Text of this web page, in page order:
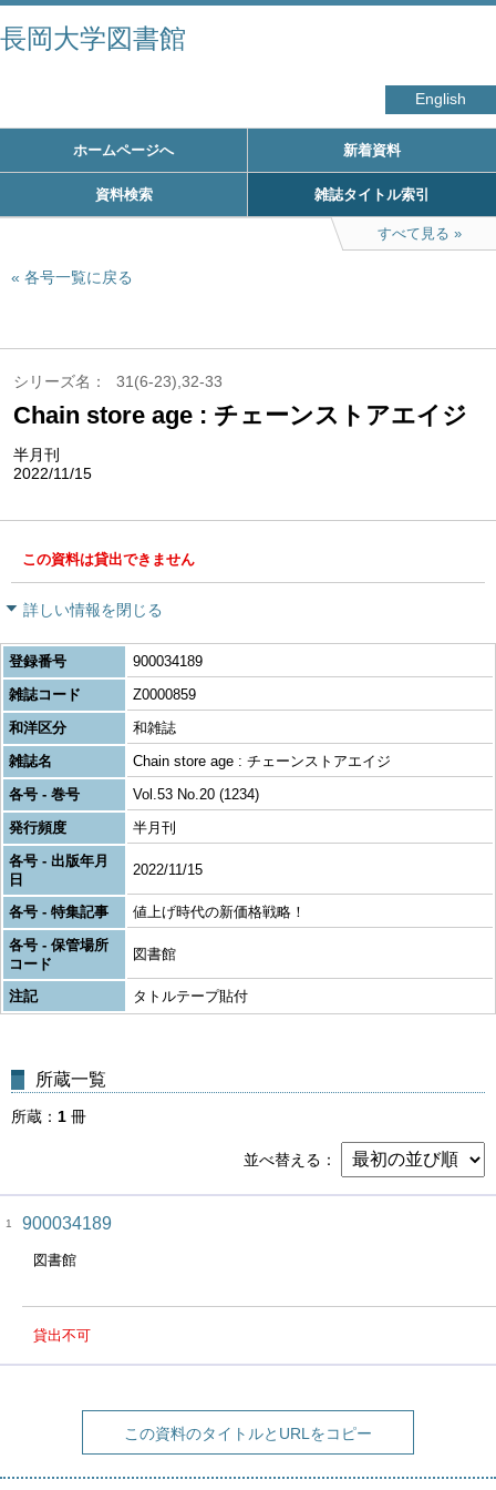
長岡大学図書館
English
ホームページへ 新着資料
資料検索 雑誌タイトル索引
すべて見る
各号一覧に戻る
シリーズ名 31(6-23),32-33
Chain store age : チェーンストアエイジ
半月刊
2022/11/15
この資料は貸出できません
詳しい情報を閉じる
登録番号
900034189
雑誌コード
Z0000859
和洋区分
和雑誌
雑誌名
Chain store age : チェーンストアエイジ
各号 - 巻号
Vol.53 No.20 (1234)
発行頻度
半月刊
各号 - 出版年月
日
2022/11/15
各号 - 特集記事
値上げ時代の新価格戦略！
各号 - 保管場所
コード
図書館
注記 タトルテープ貼付
所蔵一覧
所蔵 1 冊
並べ替える
1 900034189
図書館
貸出不可
この資料のタイトルとURLをコピー